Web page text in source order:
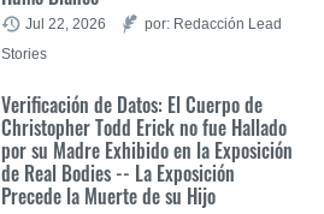
Jul 22, 2026
por: Redacción Lead
Stories
Verificación de Datos: El Cuerpo de
Christopher Todd Erick no fue Hallado
por su Madre Exhibido en la Exposición
de Real Bodies -- La Exposición
Precede la Muerte de su Hijo